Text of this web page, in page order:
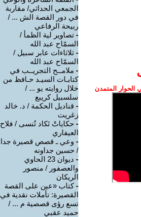
المتمدن
الجمعي الحداثي/ مقاربة
في دور القصة الش ... /
ربيحة الرفاعي
- تصاوير لية الظمأ /
السمّاح عبد الله
- ثلاثاءات عابر سبيل /
السمّاح عبد الله
- ملامــح التجريــب في
كتابـات السيـد حـافظ من
خلال روايته يو ... /
سلسبيل كريبع
- قناديل الحكمة / د. خالد
زغريت
- حكاياتْ تَكاد تُنسى / فلاح
العيفاري
- وعي ـ قصص قصيرة جدا
/ حسين جداونه
-
ديوان 23 الحاوي
والعصفور / منصور
الريكان
-كتاب «عين على القصة
القصيرة: تأملات نقدية في
تسع رؤى قصصية م ... /
حميد عقبي